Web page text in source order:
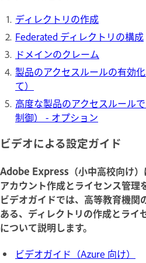
ディレクトリの作成
Federated ディレクトリの構成
ドメインのクレーム
製品のアクセスルールの有効
て）
高度な製品のアクセスルール
制御） - オプション
ビデオによる設定ガイド
Adobe Express（小中高校向け）
アカウント作成とライセンス管理
ビデオガイドでは、高等教育機関
ある、ディレクトリの作成とライ
について説明します。
ビデオガイド（Azure 向け）